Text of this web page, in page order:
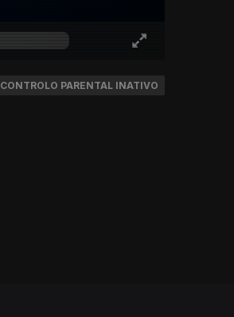
CONTROLO PARENTAL INATIVO